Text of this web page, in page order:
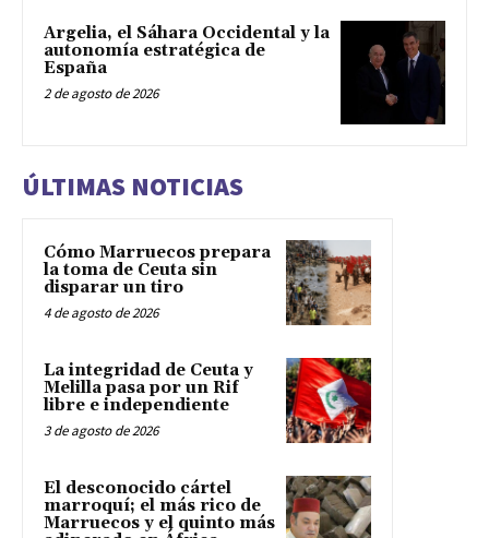
Argelia, el Sáhara Occidental y la
autonomía estratégica de
España
2 de agosto de 2026
ÚLTIMAS NOTICIAS
Cómo Marruecos prepara
la toma de Ceuta sin
disparar un tiro
4 de agosto de 2026
La integridad de Ceuta y
Melilla pasa por un Rif
libre e independiente
3 de agosto de 2026
El desconocido cártel
marroquí; el más rico de
Marruecos y el quinto más